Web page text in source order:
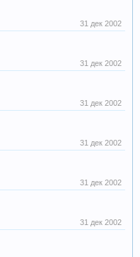
31 дек 2002
31 дек 2002
31 дек 2002
31 дек 2002
31 дек 2002
31 дек 2002